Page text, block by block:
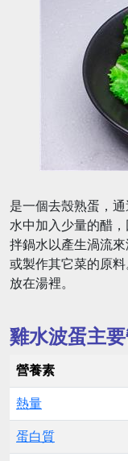
是一個去殼熟蛋，
水中加入少量的醋
拌鍋水以產生渦流
或製作其它菜的原
放在湯裡。
雞水波蛋主
營養素
熱量
蛋白質